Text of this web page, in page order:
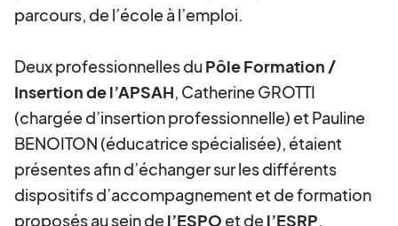
parcours, de l’école à l’emploi.
Deux professionnelles duPôle Formation /
Insertion de l’APSAH, Catherine GROTTI
(chargée d’insertion professionnelle) et Pauline
BENOITON (éducatrice spécialisée), étaient
présentes afin d’échanger sur les différents
dispositifs d’accompagnement et de formation
proposés au sein del’ESPO et del’ESRP.